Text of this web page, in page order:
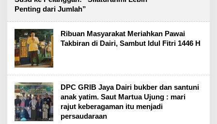
Penting dari Jumlah”
Ribuan Masyarakat Meriahkan Pawai
Takbiran di Dairi, Sambut Idul Fitri 1446 H
DPC GRIB Jaya Dairi bukber dan santuni
anak yatim. Saut Martua Ujung : mari
rajut keberagaman itu menjadi
persaudaraan